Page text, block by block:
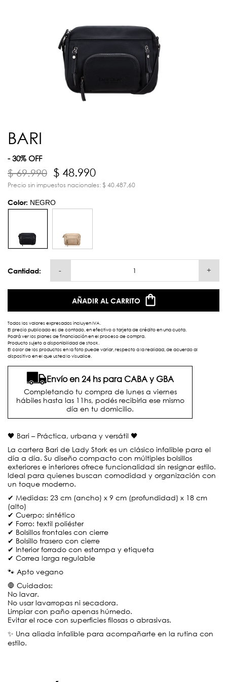
BARI
- 30% OFF
$ 69.990 $ 48.990
Precio sin impuestos nacionales: $ 40.487,60
Color: NEGRO
Cantidad: - +
AÑADIR AL CARRITO
Todos los valores expresados incluyen IVA.
El precio publicado es de contado, en efectivo o tarjeta de crédito en una cuota.
Podrá ver los planes de financiación en el proceso de compra.
Producto sujeto a disponibilidad de stock.
El color de los productos en la foto puede variar, respecto a la realidad, de acuerdo al
dispositivo en el que usted lo visualice.
Envío en 24 hs para CABA y GBA
Completando tu compra de lunes a viernes
hábiles hasta las 11hs, podés recibirla ese mismo
día en tu domicilio.
🖤 Bari – Práctica, urbana y versátil 🖤
La cartera Bari de Lady Stork es un clásico infalible para el
día a día. Su diseño compacto con múltiples bolsillos
exteriores e interiores ofrece funcionalidad sin resignar estilo.
Ideal para quienes buscan comodidad y organización con
un toque moderno.
✔ Medidas: 23 cm (ancho) x 9 cm (profundidad) x 18 cm
(alto)
✔ Cuerpo: sintético
✔ Forro: textil poliéster
✔ Bolsillos frontales con cierre
✔ Bolsillo trasero con cierre
✔ Interior forrado con estampa y etiqueta
✔ Correa larga regulable
🐾 Apto vegano
🛑 Cuidados:
No lavar.
No usar lavarropas ni secadora.
Limpiar con paño apenas húmedo.
Evitar el roce con superficies filosas o abrasivas.
✨ Una aliada infalible para acompañarte en la rutina con
estilo.